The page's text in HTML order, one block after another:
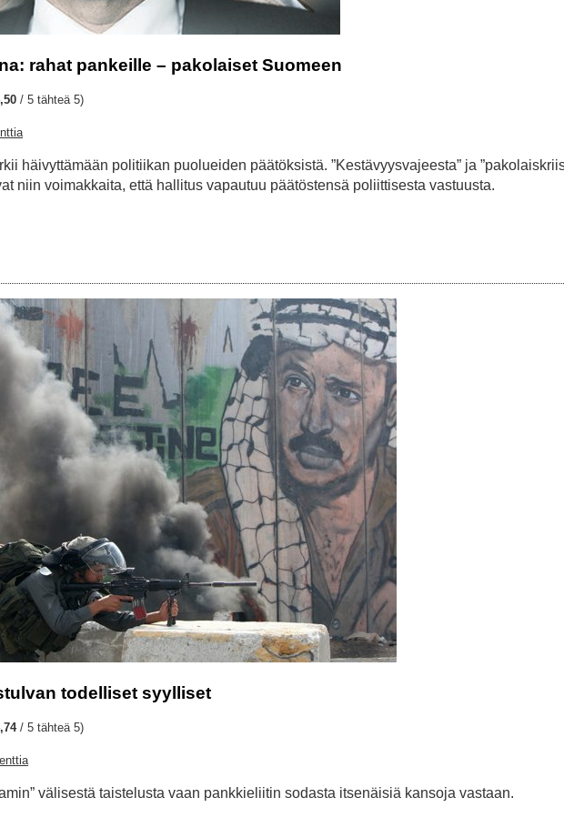
rahat pankeille – pakolaiset Suomeen
/ 5 tähteä 5)
häivyttämään politiikan puolueiden päätöksistä. ”Kestävyysvajeesta” ja
niin voimakkaita, että hallitus vapautuu päätöstensä poliittisesta vastuusta.
todelliset syylliset
/ 5 tähteä 5)
välisestä taistelusta vaan pankkieliitin sodasta itsenäisiä kansoja vastaan.